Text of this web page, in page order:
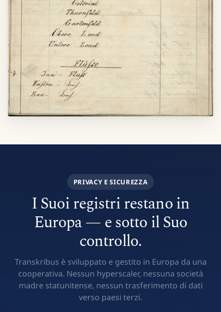
PRIVACY E SICUREZZA
I Suoi registri restano in
Europa — e sotto il Suo
controllo.
Transkribus è sviluppato e gestito in Europa da una
cooperativa. Nessun hyperscaler, nessuna società
madre statunitense, nessun trasferimento di dati
verso paesi terzi.